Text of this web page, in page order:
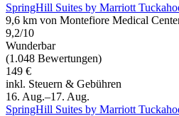
SpringHill Suites by Marriott
9,6 km von Montefiore Medical
9,2/10
Wunderbar
(1.048 Bewertungen)
149 €
inkl. Steuern & Gebühren
16. Aug.–17. Aug.
SpringHill Suites by Marriott